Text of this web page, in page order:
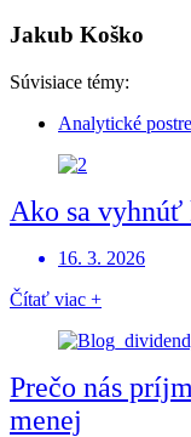
Jakub Koško
Súvisiace témy:
Analytické
Ako sa vyhnúť
16. 3. 2026
Čítať viac +
Prečo nás
menej